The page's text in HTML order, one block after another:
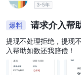
3-5年
爆料 请求介入帮
提现不处理拒绝，提现
入帮助如数还我赔偿！